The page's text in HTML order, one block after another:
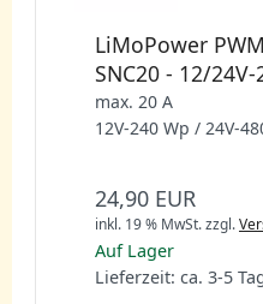
LiMoPower
SNC20 - 12/24V-
max. 20 A
12V-240 Wp / 24V-
24,90 EUR
inkl. 19 % MwSt.zzgl.
Auf Lager
Lieferzeit: ca. 3-5